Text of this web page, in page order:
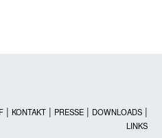
| KONTAKT | PRESSE | DOWNLOADS |
LINKS